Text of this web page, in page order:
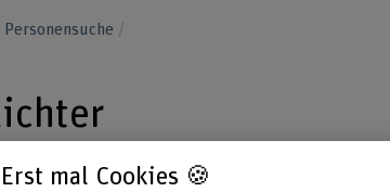
Personensuche
Erst mal Cookies 🍪